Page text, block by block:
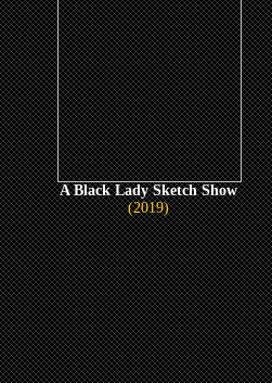
A Black Lady Sketch Show
(2019)